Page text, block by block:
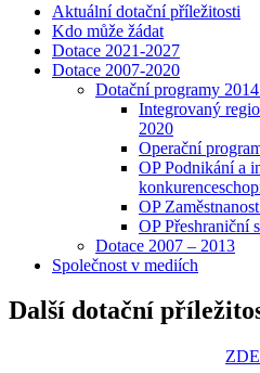
Aktuální dotační příležitosti
Kdo může žádat
Dotace 2021-2027
Dotace 2007-2020
Dotační programy
Integrovaný
2020
Operační
OP Podnikání a
OP
OP Přeshraniční
Dotace 2007 – 2013
Společnost v mediích
Další dotační
ZDE